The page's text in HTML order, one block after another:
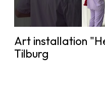
Art installation
Tilburg